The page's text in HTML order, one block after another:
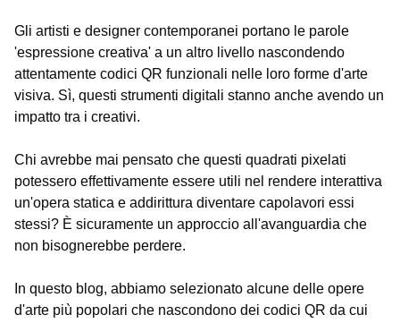
Gli artisti e designer contemporanei portano le parole
'espressione creativa' a un altro livello nascondendo
attentamente codici QR funzionali nelle loro forme d'arte
visiva. Sì, questi strumenti digitali stanno anche avendo un
impatto tra i creativi.
Chi avrebbe mai pensato che questi quadrati pixelati
potessero effettivamente essere utili nel rendere interattiva
un'opera statica e addirittura diventare capolavori essi
stessi? È sicuramente un approccio all'avanguardia che
non bisognerebbe perdere.
In questo blog, abbiamo selezionato alcune delle opere
d'arte più popolari che nascondono dei codici QR da cui